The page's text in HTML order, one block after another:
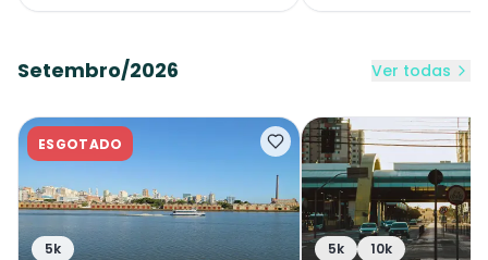
Setembro/2026 Ver todas
ESGOTADO
5k 5k 10k